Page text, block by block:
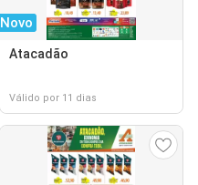
Novo
Atacadão
Válido por 11 dias